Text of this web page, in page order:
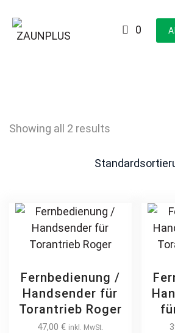
content
0
Showing all 2 results
Fernbedienung /
Handsender für
Torantrieb Roger
47,00 € inkl. MwSt.